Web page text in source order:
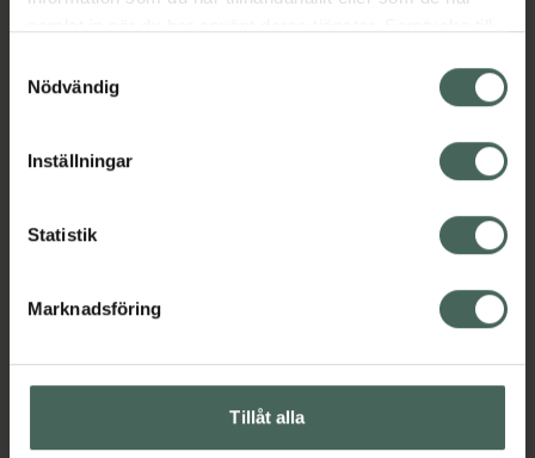
återkalla ditt samtycke via webbplatsens
cookieinställningar. Ett återkallat samtycke påverkar inte
lagligheten av behandling som skett innan återkallelsen.
Nödvändig
Inställningar
Statistik
Marknadsföring
Tillåt alla
Kronans Apotek finns här för dig. Du hittar oss från Skåne i
datorn. Oavsett vem du är så är det vårt uppdrag att
med oss.
Kundservice
Kontakta oss
Hitta apotek